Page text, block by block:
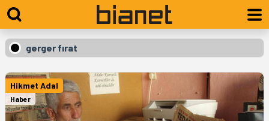
gerger fırat
Hikmet Adal
Haber